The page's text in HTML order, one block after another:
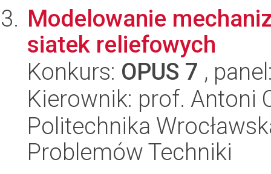
Modelowanie
siatek reliefowych
Konkurs: OPUS 7 ,
Kierownik: prof. Antoni
Politechnika
Problemów Techniki